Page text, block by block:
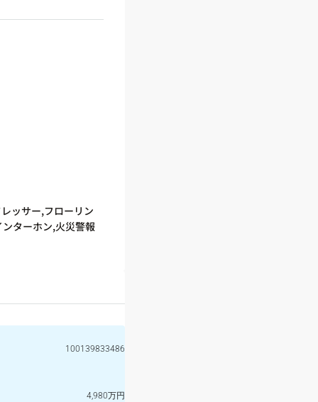
ッサー,フローリン
ターホン,火災警報
100139833486
4,980万円